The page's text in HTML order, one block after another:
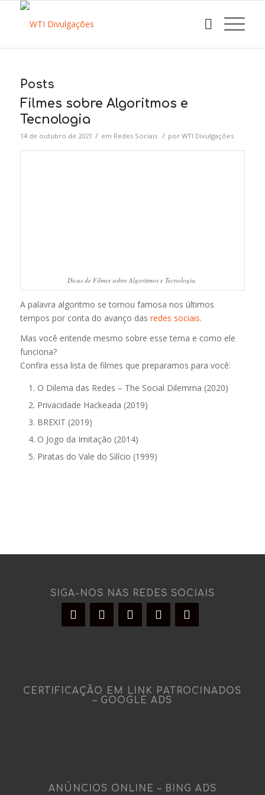
Posts
Filmes sobre Algoritmos e
Tecnologia
14 de outubro de 2021 / em Redes Sociais / por WTI Divulgações
Dicas de Filmes sobre Algoritmos e Tecnologia.
A palavra algoritmo se tornou famosa nos últimos
tempos por conta do avanço das redes sociais.
Mas você entende mesmo sobre esse tema e como ele
funciona?
Confira essa lista de filmes que preparamos para você:
O Dilema das Redes – The Social Dilemma (2020)
Privacidade Hackeada (2019)
BREXIT (2019)
O Jogo da Imitação (2014)
Piratas do Vale do Silício (1999)
SIGA-NOS NAS REDES SOCIAIS
CERTIFICAÇÃO EM LINK PATROCINADOS
– GOOGLE ADS
ANÚNCIOS ONLINE – BING ADS